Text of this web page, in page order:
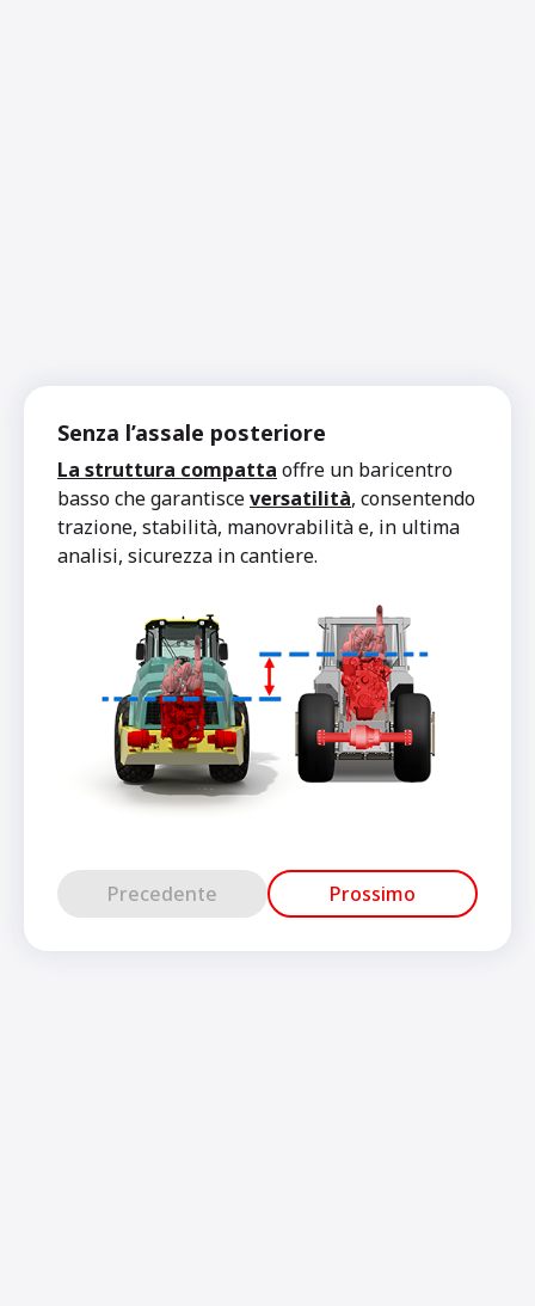
Senza l’assale posteriore
La struttura compatta offre un baricentro
basso che garantisceversatilità, consentendo
trazione, stabilità, manovrabilità e, in ultima
analisi, sicurezza in cantiere.
Precedente Prossimo